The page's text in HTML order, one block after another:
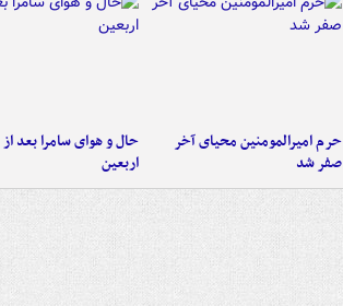
حرم امیرالمومنین محیای آخر
صفر شد
حال و هوای سامرا بعد از
اربعین